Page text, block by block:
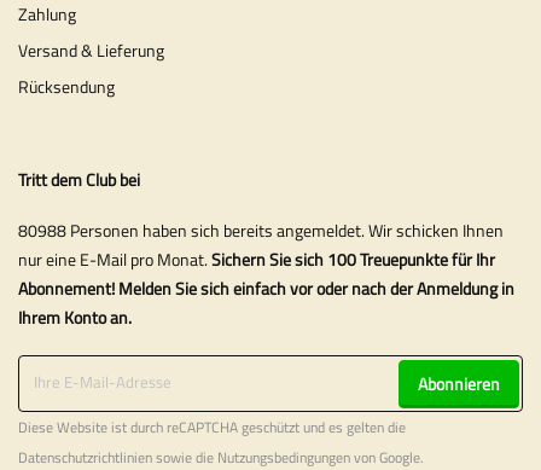
Zahlung
Versand & Lieferung
Rücksendung
Tritt dem Club bei
80988 Personen haben sich bereits angemeldet. Wir schicken Ihnen
nur eine E-Mail pro Monat.Sichern Sie sich 100 Treuepunkte für Ihr
Abonnement! Melden Sie sich einfach vor oder nach der Anmeldung in
Ihrem Konto an.
Abonnieren
Diese Website ist durch reCAPTCHA geschützt und es gelten die
Datenschutzrichtliniensowie die Nutzungsbedingungenvon Google.